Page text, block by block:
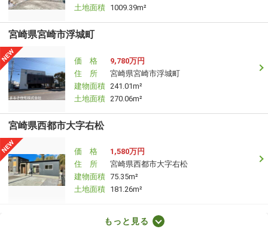
土地面積 1009.39m²
宮崎県宮崎市浮城町
価 格
9,780万円
住 所
宮崎県宮崎市浮城町
建物面積 241.01m²
土地面積 270.06m²
宮崎県西都市大字右松
価 格
1,580万円
住 所
宮崎県西都市大字右松
建物面積 75.35m²
土地面積 181.26m²
宮崎県宮崎市大字島之内もっと見る